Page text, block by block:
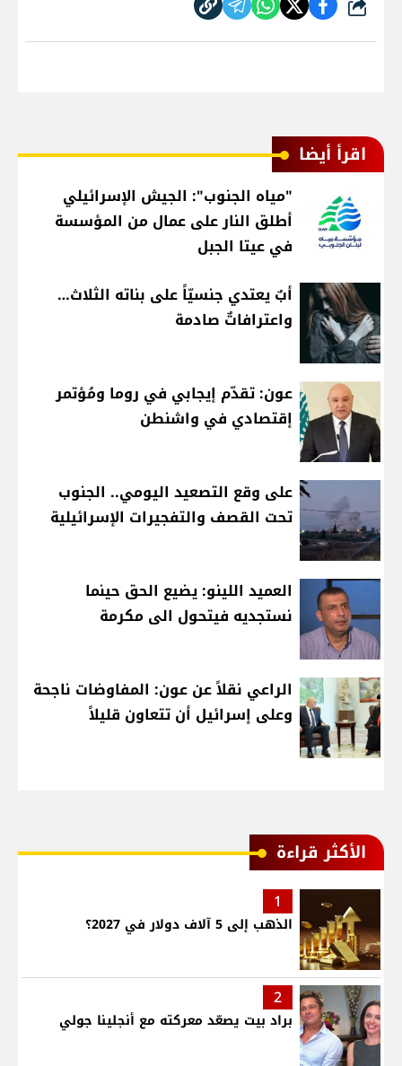
شارك
اقرأ أيضا
"مياه الجنوب": الجيش الإسرائيلي
أطلق النار على عمال من المؤسسة
في عيتا الجبل
أبٌ يعتدي جنسيّاً على بناته الثلاث…
واعترافاتٌ صادمة
عون: تقدّم إيجابي في روما ومُؤتمر
إقتصادي في واشنطن
على وقع التصعيد اليومي.. الجنوب
تحت القصف والتفجيرات الإسرائيلية
العميد اللينو: يضيع الحق حينما
نستجديه فيتحول الى مكرمة
الراعي نقلاً عن عون: المفاوضات ناجحة
وعلى إسرائيل أن تتعاون قليلاً
الأكثر قراءة
1
الذهب إلى 5 آلاف دولار في 2027؟
2
براد بيت يصعّد معركته مع أنجلينا جولي